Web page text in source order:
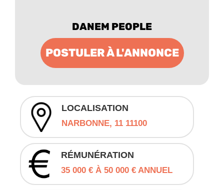
DANEM PEOPLE
POSTULER À L'ANNONCE
LOCALISATION
NARBONNE, 11 11100
RÉMUNÉRATION
35 000 € À 50 000 € ANNUEL